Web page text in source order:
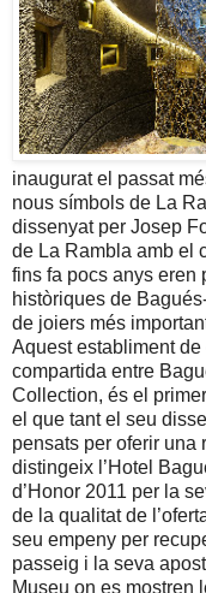
inaugurat el passat
nous símbols de La
dissenyat per Josep
de La Rambla amb el
fins fa pocs anys eren
històriques de
de joiers més
Aquest establiment
compartida entre
Collection, és el
el que tant el seu
pensats per oferir una
distingeix l’Hotel
d’Honor 2011 per la
de la qualitat de
seu empeny per
passeig i la seva
Museu on es mostren